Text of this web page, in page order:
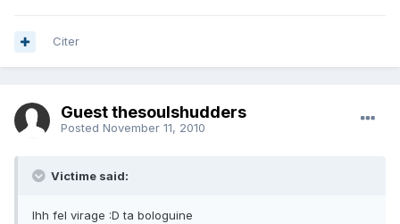
Citer
Guest thesoulshudders
Posted November 11, 2010
Victime said:
Ihh fel virage :D ta bologuine